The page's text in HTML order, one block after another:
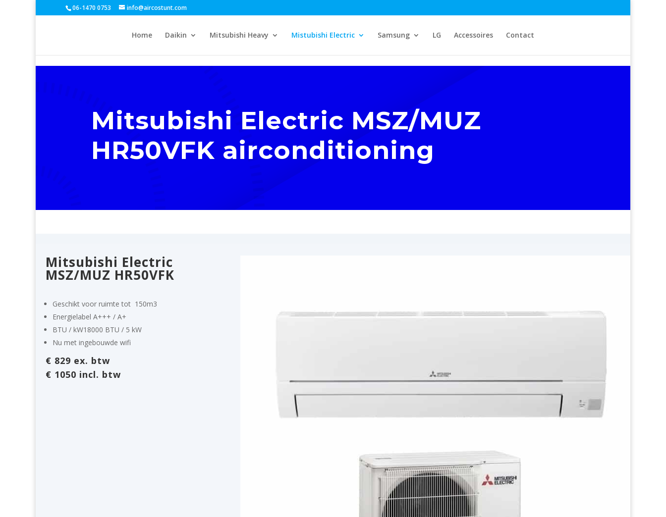
06-1470 0753 info@aircostunt.com
Home Daikin Mitsubishi Heavy Mistubishi Electric Samsung LG Accessoires Contact
Mitsubishi Electric MSZ/MUZ
HR50VFK airconditioning
Mitsubishi Electric
MSZ/MUZ HR50VFK
Geschikt voor ruimte tot 150m3
Energielabel A+++ / A+
BTU / kW18000 BTU / 5 kW
Nu met ingebouwde wifi
€ 829 ex. btw
€ 1050 incl. btw